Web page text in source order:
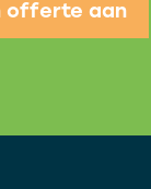
offerte aan